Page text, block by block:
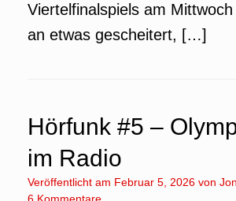
Viertelfinalspiels am
an etwas gescheitert, […]
Hörfunk #5 –
im Radio
Veröffentlicht am Februar 5, 2026 von